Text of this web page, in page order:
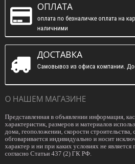
ОПЛАТА
оплата по безналичке оплата на
наличними
ДОСТАВКА
Самовывоз из офиса компании.
О НАШЕМ МАГАЗИНЕ
Представленная в объявлении информация,
характеристик, размеров и материалов
дома, геоположении, скорости строительства,
обговаривается индивидуально и носит
характер и ни при каких условиях не
согласно Статьи 437 (2) ГК РФ.